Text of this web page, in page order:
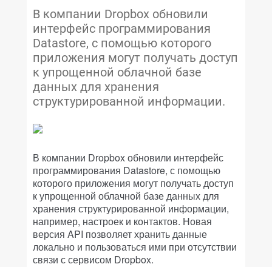
В компании Dropbox обновили
интерфейс программирования
Datastore, с помощью которого
приложения могут получать доступ
к упрощенной облачной базе
данных для хранения
структурированной информации.
В компании Dropbox обновили интерфейс
программирования Datastore, с помощью
которого приложения могут получать доступ
к упрощенной облачной базе данных для
хранения структурированной информации,
например, настроек и контактов. Новая
версия API позволяет хранить данные
локально и пользоваться ими при отсутствии
связи с сервисом Dropbox.